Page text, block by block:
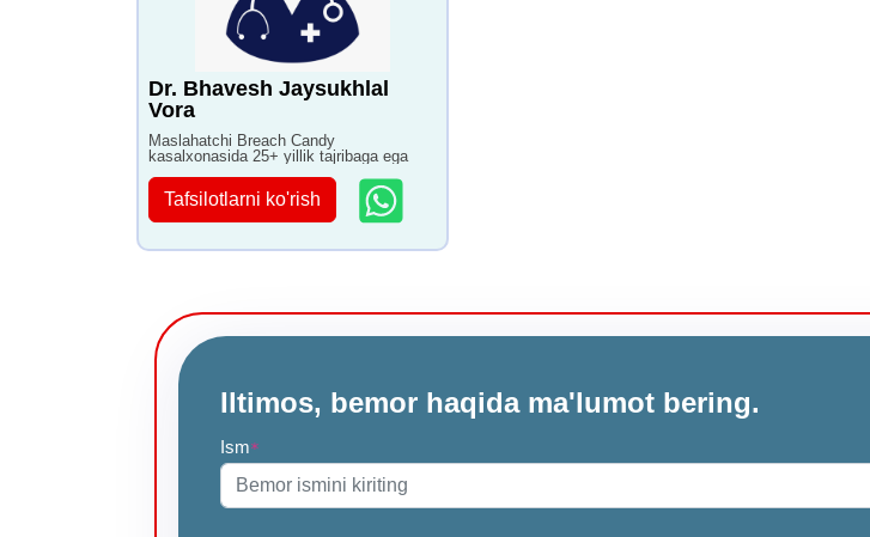
Dr. Bhavesh Jaysukhlal
Vora
Maslahatchi Breach Candy
kasalxonasida 25+ yillik tajribaga ega
Tafsilotlarni ko'rish
Iltimos, bemor haqida ma'lumot bering.
Ism*